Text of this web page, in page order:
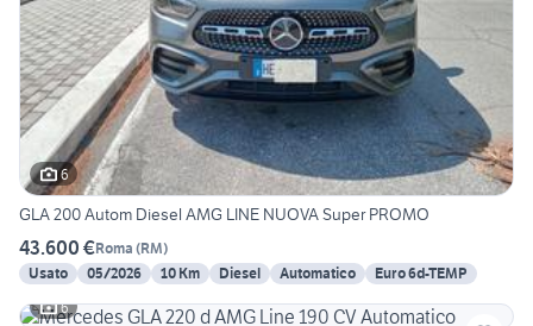
6
GLA 200 Autom Diesel AMG LINE NUOVA Super PROMO
43.600 €Roma (RM)
Usato
05/2026 10 Km Diesel Automatico
Euro 6d-TEMP
6